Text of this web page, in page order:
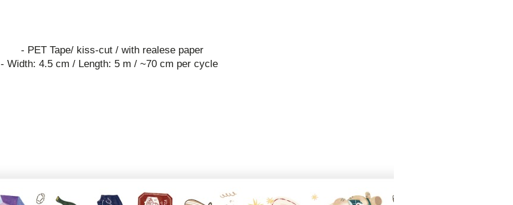
- PET Tape/ kiss-cut / with realese paper
- Width: 4.5 cm / Length: 5 m / ~70 cm per cycle